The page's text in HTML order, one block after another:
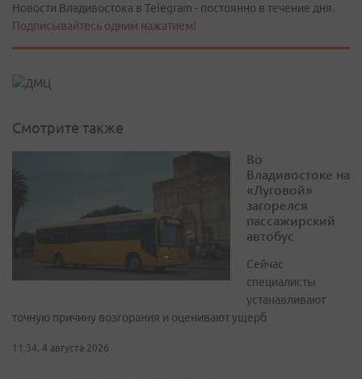
Новости Владивостока в Telegram - постоянно в течение дня.
Подписывайтесь одним нажатием!
Смотрите также
Во
Владивостоке на
«Луговой»
загорелся
пассажирский
автобус
Сейчас
специалисты
устанавливают
точную причину возгорания и оценивают ущерб
11:34, 4 августа 2026